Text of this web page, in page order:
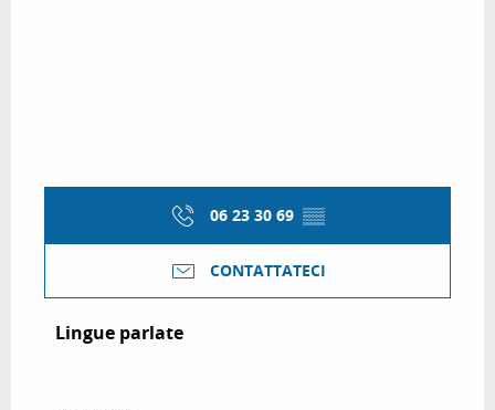
06 23 30 69 ▒▒
CONTATTATECI
Lingue parlate
Lingue parlate